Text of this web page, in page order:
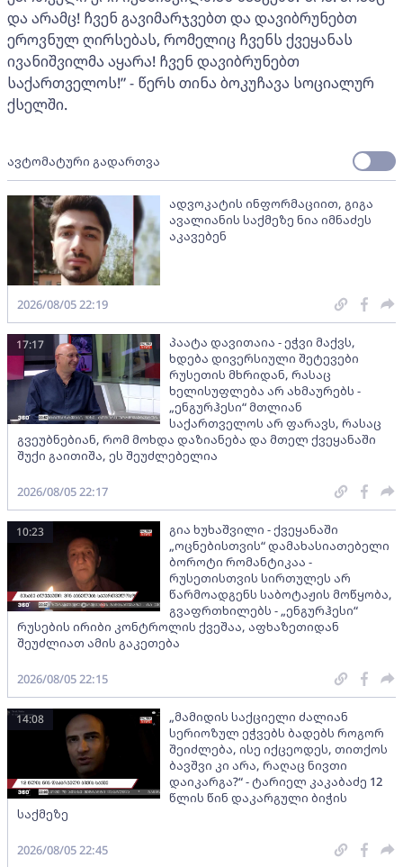
და არამც! ჩვენ გავიმარჯვებთ და დავიბრუნებთ
ეროვნულ ღირსებას, რომელიც ჩვენს ქვეყანას
ივანიშვილმა აყარა! ჩვენ დავიბრუნებთ
საქართველოს!” - წერს თინა ბოკუჩავა სოციალურ
ქსელში.
ავტომატური გადართვა
ადვოკატის ინფორმაციით, გიგა
ავალიანის საქმეზე ნია იმნაძეს
აკავებენ
2026/08/05 22:19
პაატა დავითაია - ეჭვი მაქვს,
ხდება დივერსიული შეტევები
რუსეთის მხრიდან, რასაც
ხელისუფლება არ ახმაურებს -
„ენგურჰესი“ მთლიან
საქართველოს არ ფარავს, რასაც
გვეუბნებიან, რომ მოხდა დაზიანება და მთელ ქვეყანაში
შუქი გაითიშა, ეს შეუძლებელია
17:17
2026/08/05 22:17
გია ხუხაშვილი - ქვეყანაში
„ოცნებისთვის“ დამახასიათებელი
ბოროტი რომანტიკაა -
რუსეთისთვის სირთულეს არ
წარმოადგენს საბოტაჟის მოწყობა,
გვაფრთხილებს - „ენგურჰესი“
რუსების ირიბი კონტროლის ქვეშაა, აფხაზეთიდან
შეუძლიათ ამის გაკეთება
10:23
2026/08/05 22:15
„მამიდის საქციელი ძალიან
სერიოზულ ეჭვებს ბადებს როგორ
შეიძლება, ისე იქცეოდეს, თითქოს
ბავშვი კი არა, რაღაც ნივთი
დაიკარგა?“ - ტარიელ კაკაბაძე 12
წლის წინ დაკარგული ბიჭის
საქმეზე
14:08
2026/08/05 22:45